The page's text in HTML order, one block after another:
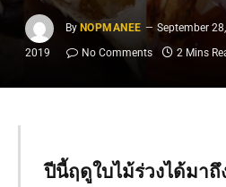
By NOPMANEE September
2019
No Comments 2 Mins
ปีนี้ฤดูใบไม้ร่วงได้มา